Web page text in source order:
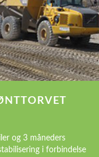
og 3 måneders
i forbindelse